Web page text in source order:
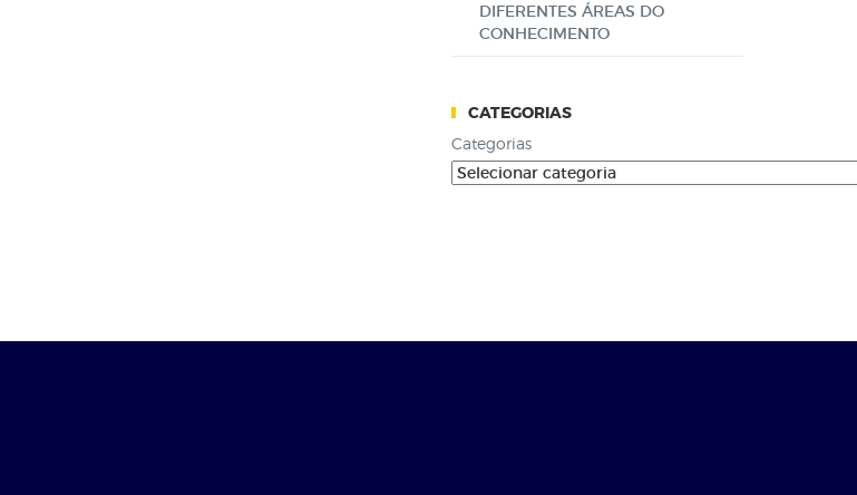
DIFERENTES ÁREAS DO
CONHECIMENTO
CATEGORIAS
Categorias